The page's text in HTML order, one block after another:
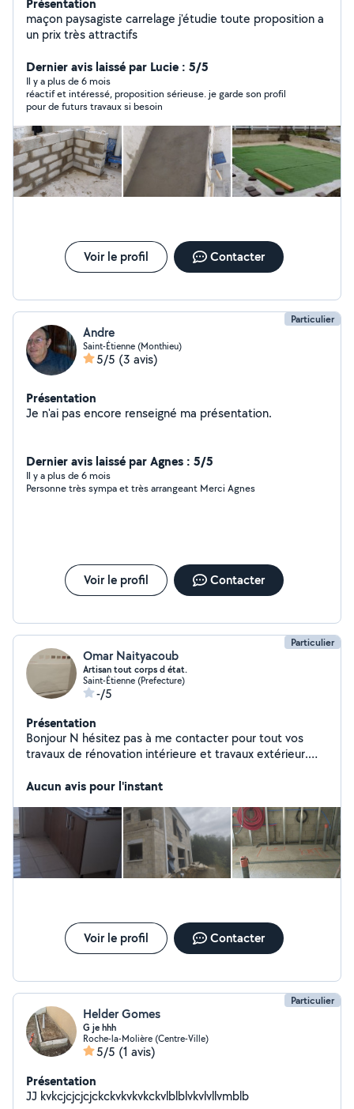
maçon paysagiste carrelage j'étudie toute proposition a
un prix très attractifs
Dernier avis laissé par Lucie : 5/5
Il y a plus de 6 mois
réactif et intéressé, proposition sérieuse. je garde son profil
pour de futurs travaux si besoin
Voir le profil Contacter
Particulier
Andre
Saint-Étienne (Monthieu)
5/5 (3 avis)
Présentation
Je n'ai pas encore renseigné ma présentation.
Dernier avis laissé par Agnes : 5/5
Il y a plus de 6 mois
Personne très sympa et très arrangeant Merci Agnes
Voir le profil Contacter
Particulier
Omar Naityacoub
Artisan tout corps d état.
Saint-Étienne (Prefecture)
-/5
Présentation
Bonjour N hésitez pas à me contacter pour tout vos
travaux de rénovation intérieure et travaux extérieur.
Aucun avis pour l'instant
Voir le profil Contacter
Particulier
Helder Gomes
G je hhh
Roche-la-Molière (Centre-Ville)
5/5 (1 avis)
Présentation
JJ kvkcjcjcjcjckckvkvkvkckvlblblvkvlvllvmblb